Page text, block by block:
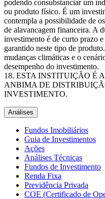
podendo consubstanciar um
ou produto físico. É um
contempla a possibilidade de
de alavancagem financeira. A
investimento é de curto prazo
garantido neste tipo de
mudanças climáticas e o
desempenho do investimento.
ESTA INSTITUIÇÃO É
ANBIMA DE
INVESTIMENTO.
Análises
Fundos Imobiliários
Guia de Investimentos
Ações
Análises Técnicas
Fundos de Investimento
Renda Fixa
Previdência Privada
COE (Certificado de